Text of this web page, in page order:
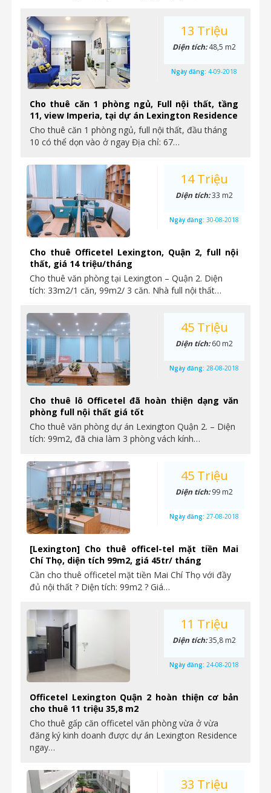
Cho thuê căn 1 phòng ngủ, Full nội thất, tầng
11, view Imperia, tại dự án Lexington Residence
Cho thuê căn 1 phòng ngủ, full nội thất, đầu tháng
10 có thể dọn vào ở ngay Địa chỉ: 67…
13 Triệu
Diện tích:48,5 m2
Ngày đăng: 4-09-2018
Cho thuê Officetel Lexington, Quận 2, full nội
thất, giá 14 triệu/tháng
Cho thuê văn phòng tại Lexington – Quận 2. Diện
tích: 33m2/1 căn, 99m2/ 3 căn. Nhà full nội thất…
14 Triệu
Diện tích:33 m2
Ngày đăng: 30-08-2018
Cho thuê lô Officetel đã hoàn thiện dạng văn
phòng full nội thất giá tốt
Cho thuê văn phòng dự án Lexington Quận 2. – Diện
tích: 99m2, đã chia làm 3 phòng vách kính…
45 Triệu
Diện tích:60 m2
Ngày đăng: 28-08-2018
[Lexington] Cho thuê officel-tel mặt tiền Mai
Chí Thọ, diện tích 99m2, giá 45tr/ tháng
Cần cho thuê officetel mặt tiền Mai Chí Thọ với đầy
đủ nội thất ? Diện tích: 99m2 ? Giá…
45 Triệu
Diện tích:99 m2
Ngày đăng: 27-08-2018
Officetel Lexington Quận 2 hoàn thiện cơ bản
cho thuê 11 triệu 35,8 m2
Cho thuê gấp căn officetel văn phòng vừa ở vừa
đăng ký kinh doanh được dự án Lexington Residence
ngay…
11 Triệu
Diện tích:35,8 m2
Ngày đăng: 24-08-2018
33 Triệu